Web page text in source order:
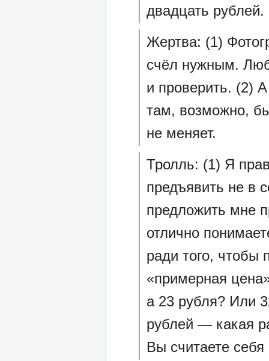
двадцать рублей.
Жертва: (1)
счёл нужным.
и проверить. (2)
там, возможно,
не меняет.
Тролль: (1) Я
предъявить не в
предложить мне
отлично
ради того, чтобы
«примерная
а 23 рубля? Или
рублей — какая
Вы считаете себя